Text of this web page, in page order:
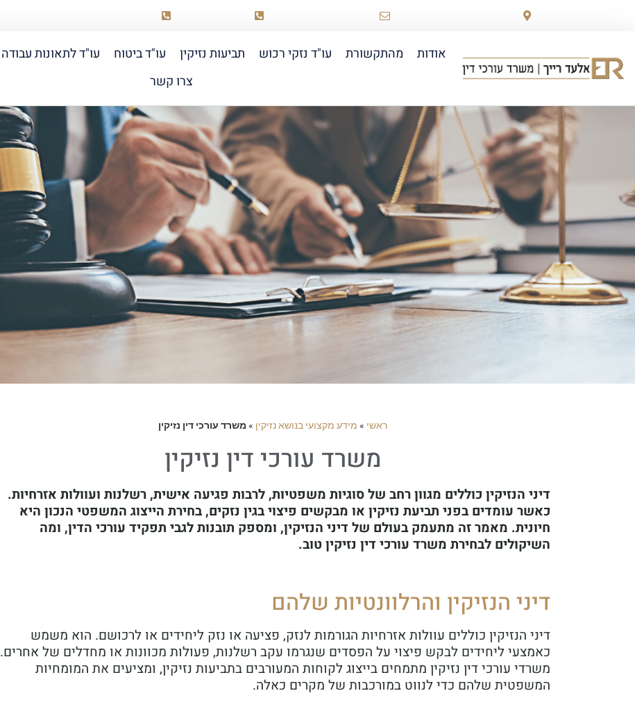
אודות מהתקשורת עו"ד נזקי רכוש תביעות נזיקין עו"ד ביטוח עו"ד לתאונות עבודה
צרו קשר
ראשי » מידע מקצועי בנושא נזיקין » משרד עורכי דין נזיקין
משרד עורכי דין נזיקין
דיני הנזיקין כוללים מגוון רחב של סוגיות משפטיות, לרבות פגיעה אישית, רשלנות ועוולות אזרחיות.
כאשר עומדים בפני תביעת נזיקין או מבקשים פיצוי בגין נזקים, בחירת הייצוג המשפטי הנכון היא
חיונית. מאמר זה מתעמק בעולם של דיני הנזיקין, ומספק תובנות לגבי תפקיד עורכי הדין, ומה
השיקולים לבחירת משרד עורכי דין נזיקין טוב.
דיני הנזיקין והרלוונטיות שלהם
דיני הנזיקין כוללים עוולות אזרחיות הגורמות לנזק, פציעה או נזק ליחידים או לרכושם. הוא משמש
כאמצעי ליחידים לבקש פיצוי על הפסדים שנגרמו עקב רשלנות, פעולות מכוונות או מחדלים של אחרים.
משרדי עורכי דין נזיקין מתמחים בייצוג לקוחות המעורבים בתביעות נזיקין, ומציעים את המומחיות
המשפטית שלהם כדי לנווט במורכבות של מקרים כאלה.